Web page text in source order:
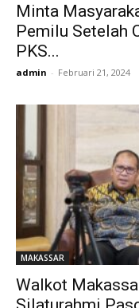
Minta
Pemilu Setelah
PKS...
admin - Februari 21, 2024
MAKASSAR
Walkot